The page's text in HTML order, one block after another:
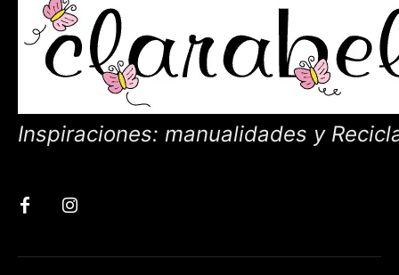
Inspiraciones: manualidades y